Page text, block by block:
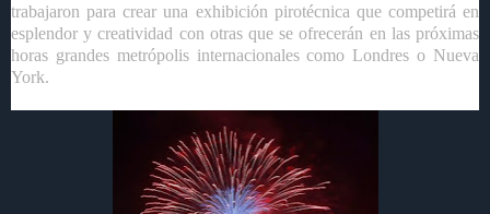
trabajaron para crear una exhibición pirotécnica que competirá en
esplendor y creatividad con otras que se ofrecerán en las próximas
horas grandes metrópolis internacionales como Londres o Nueva
York.